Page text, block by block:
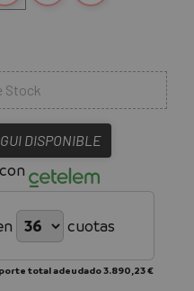
Stock
DISPONIBLE
cuotas
total adeudado3.890,23 €